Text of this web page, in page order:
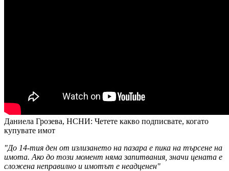
Даниела Грозева, НСНИ: Четете какво подписвате, когато
купувате имот
"До 14-тия ден от излизането на пазара е пика на търсене на
имота. Ако до този момент няма запитвания, значи цената е
сложена неправилно и имотът е неадценен"